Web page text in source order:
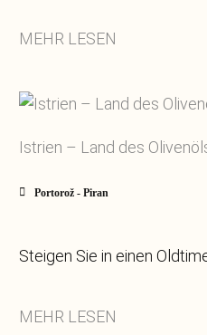
MEHR LESEN
Istrien – Land des
Portorož - Piran
Steigen Sie in einen
MEHR LESEN